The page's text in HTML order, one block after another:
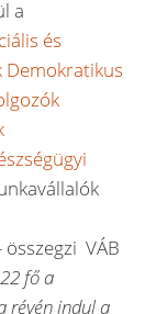
a
és
Demokratikus
összegzi VÁB
fő a
révén indul a